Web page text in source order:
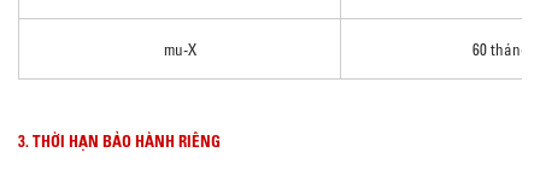
mu-X 60 tháng
3. THỜI HẠN BẢO HÀNH RIÊNG